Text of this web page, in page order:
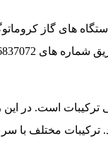
های گاز
است. در
ترکیبات مختلف